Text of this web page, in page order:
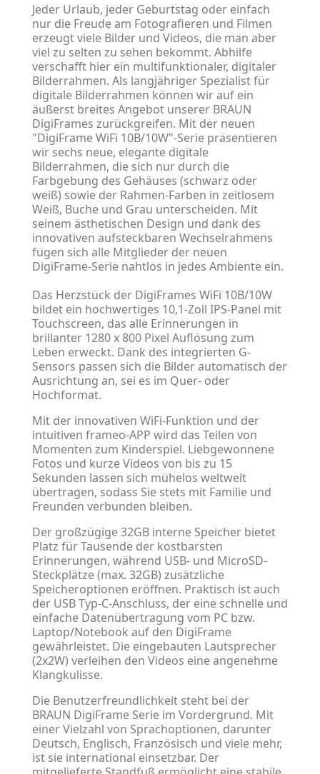
Jeder Urlaub, jeder Geburtstag oder einfach
nur die Freude am Fotografieren und Filmen
erzeugt viele Bilder und Videos, die man aber
viel zu selten zu sehen bekommt. Abhilfe
verschafft hier ein multifunktionaler, digitaler
Bilderrahmen. Als langjähriger Spezialist für
digitale Bilderrahmen können wir auf ein
äußerst breites Angebot unserer BRAUN
DigiFrames zurückgreifen. Mit der neuen
"DigiFrame WiFi 10B/10W"-Serie präsentieren
wir sechs neue, elegante digitale
Bilderrahmen, die sich nur durch die
Farbgebung des Gehäuses (schwarz oder
weiß) sowie der Rahmen-Farben in zeitlosem
Weiß, Buche und Grau unterscheiden. Mit
seinem ästhetischen Design und dank des
innovativen aufsteckbaren Wechselrahmens
fügen sich alle Mitglieder der neuen
DigiFrame-Serie nahtlos in jedes Ambiente ein.
Das Herzstück der DigiFrames WiFi 10B/10W
bildet ein hochwertiges 10,1-Zoll IPS-Panel mit
Touchscreen, das alle Erinnerungen in
brillanter 1280 x 800 Pixel Auflösung zum
Leben erweckt. Dank des integrierten G-
Sensors passen sich die Bilder automatisch der
Ausrichtung an, sei es im Quer- oder
Hochformat.
Mit der innovativen WiFi-Funktion und der
intuitiven frameo-APP wird das Teilen von
Momenten zum Kinderspiel. Liebgewonnene
Fotos und kurze Videos von bis zu 15
Sekunden lassen sich mühelos weltweit
übertragen, sodass Sie stets mit Familie und
Freunden verbunden bleiben.
Der großzügige 32GB interne Speicher bietet
Platz für Tausende der kostbarsten
Erinnerungen, während USB- und MicroSD-
Steckplätze (max. 32GB) zusätzliche
Speicheroptionen eröffnen. Praktisch ist auch
der USB Typ-C-Anschluss, der eine schnelle und
einfache Datenübertragung vom PC bzw.
Laptop/Notebook auf den DigiFrame
gewährleistet. Die eingebauten Lautsprecher
(2x2W) verleihen den Videos eine angenehme
Klangkulisse.
Die Benutzerfreundlichkeit steht bei der
BRAUN DigiFrame Serie im Vordergrund. Mit
einer Vielzahl von Sprachoptionen, darunter
Deutsch, Englisch, Französisch und viele mehr,
ist sie international einsetzbar. Der